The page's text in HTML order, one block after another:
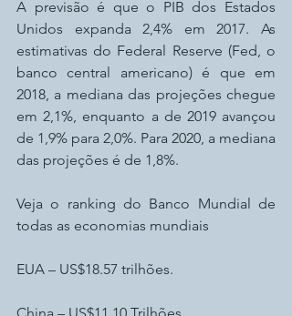
A previsão é que o PIB dos Estados
Unidos expanda 2,4% em 2017. As
estimativas do Federal Reserve (Fed, o
banco central americano) é que em
2018, a mediana das projeções chegue
em 2,1%, enquanto a de 2019 avançou
de 1,9% para 2,0%. Para 2020, a mediana
das projeções é de 1,8%.
Veja o ranking do Banco Mundial de
todas as economias mundiais
EUA – US$18.57 trilhões.